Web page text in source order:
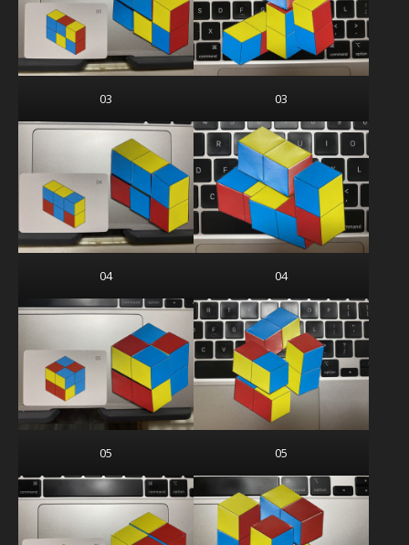
03 03
04 04
05 05